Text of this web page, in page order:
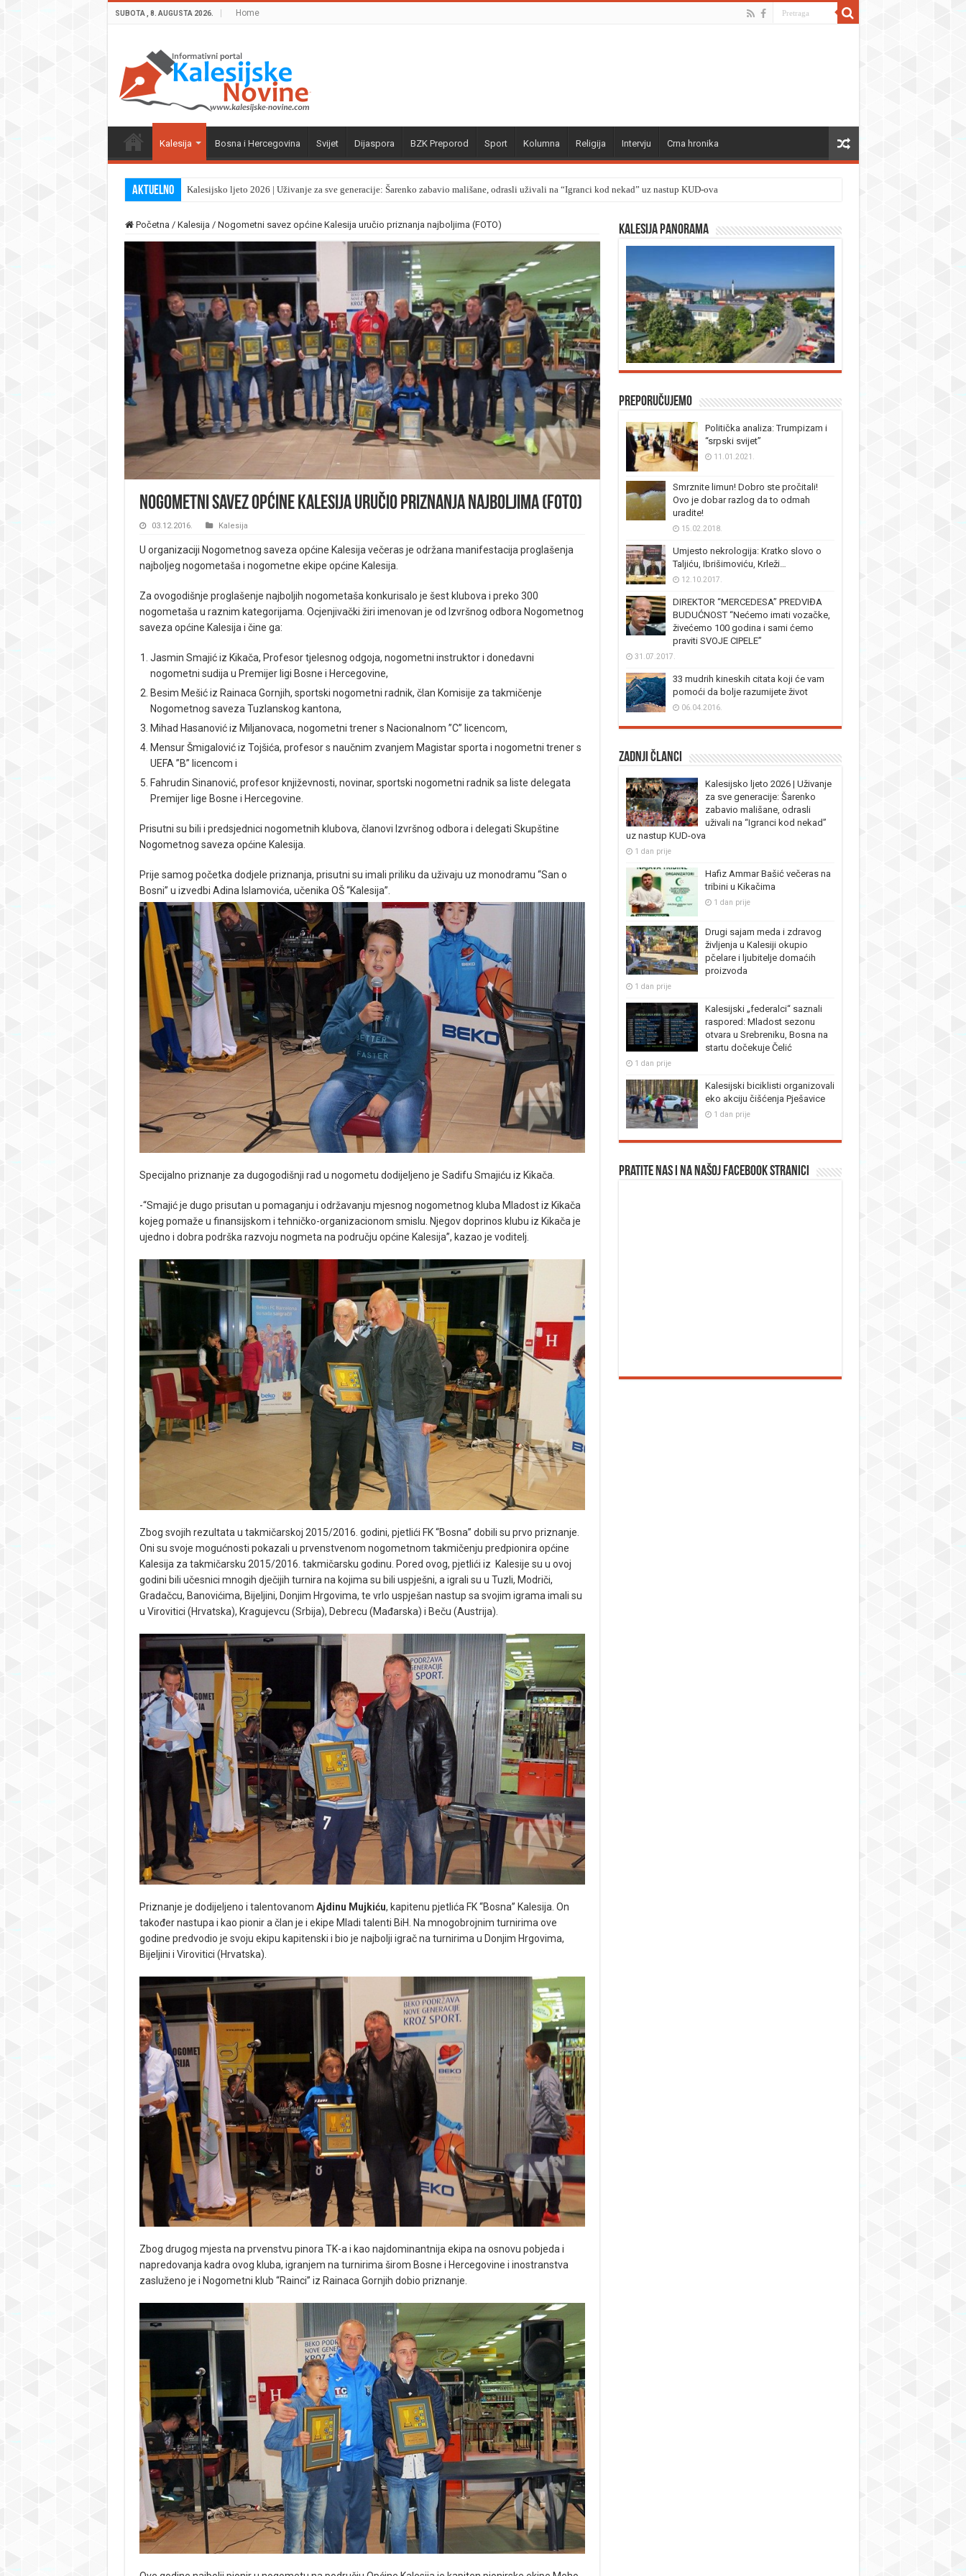
SUBOTA , 8. AUGUSTA 2026. Home
Kalesija Bosna i Hercegovina Svijet Dijaspora BZK Preporod Sport Kolumna Religija Intervju Crna hronika
Aktuelno Kalesijsko ljeto 2026 | Uživanje za sve generacije: Šarenko zabavio mališane, odrasli uživali na “Igranci kod nekad” uz nastup KUD-ova
Početna / Kalesija / Nogometni savez općine Kalesija uručio priznanja najboljima (FOTO)
Nogometni savez općine Kalesija uručio priznanja najboljima (FOTO)
03.12.2016. Kalesija
U organizaciji Nogometnog saveza općine Kalesija večeras je održana manifestacija proglašenja
najboljeg nogometaša i nogometne ekipe općine Kalesija.
Za ovogodišnje proglašenje najboljih nogometaša konkurisalo je šest klubova i preko 300
nogometaša u raznim kategorijama. Ocjenjivački žiri imenovan je od Izvršnog odbora Nogometnog
saveza općine Kalesija i čine ga:
Jasmin Smajić iz Kikača, Profesor tjelesnog odgoja, nogometni instruktor i donedavni
nogometni sudija u Premijer ligi Bosne i Hercegovine,
Besim Mešić iz Rainaca Gornjih, sportski nogometni radnik, član Komisije za takmičenje
Nogometnog saveza Tuzlanskog kantona,
Mihad Hasanović iz Miljanovaca, nogometni trener s Nacionalnom ”C” licencom,
Mensur Šmigalović iz Tojšića, profesor s naučnim zvanjem Magistar sporta i nogometni trener s
UEFA ”B” licencom i
Fahrudin Sinanović, profesor književnosti, novinar, sportski nogometni radnik sa liste delegata
Premijer lige Bosne i Hercegovine.
Prisutni su bili i predsjednici nogometnih klubova, članovi Izvršnog odbora i delegati Skupštine
Nogometnog saveza općine Kalesija.
Prije samog početka dodjele priznanja, prisutni su imali priliku da uživaju uz monodramu “San o
Bosni” u izvedbi Adina Islamovića, učenika OŠ “Kalesija”.
Specijalno priznanje za dugogodišnji rad u nogometu dodijeljeno je Sadifu Smajiću iz Kikača.
-“Smajić je dugo prisutan u pomaganju i održavanju mjesnog nogometnog kluba Mladost iz Kikača
kojeg pomaže u finansijskom i tehničko-organizacionom smislu. Njegov doprinos klubu iz Kikača je
ujedno i dobra podrška razvoju nogmeta na području općine Kalesija”, kazao je voditelj.
Zbog svojih rezultata u takmičarskoj 2015/2016. godini, pjetlići FK “Bosna” dobili su prvo priznanje.
Oni su svoje mogućnosti pokazali u prvenstvenom nogometnom takmičenju predpionira općine
Kalesija za takmičarsku 2015/2016. takmičarsku godinu. Pored ovog, pjetlići iz Kalesije su u ovoj
godini bili učesnici mnogih dječijih turnira na kojima su bili uspješni, a igrali su u Tuzli, Modriči,
Gradačcu, Banovićima, Bijeljini, Donjim Hrgovima, te vrlo uspješan nastup sa svojim igrama imali su
u Virovitici (Hrvatska), Kragujevcu (Srbija), Debrecu (Mađarska) i Beču (Austrija).
Priznanje je dodijeljeno i talentovanom Ajdinu Mujkiću, kapitenu pjetlića FK “Bosna” Kalesija. On
također nastupa i kao pionir a član je i ekipe Mladi talenti BiH. Na mnogobrojnim turnirima ove
godine predvodio je svoju ekipu kapitenski i bio je najbolji igrač na turnirima u Donjim Hrgovima,
Bijeljini i Virovitici (Hrvatska).
Zbog drugog mjesta na prvenstvu pinora TK-a i kao najdominantnija ekipa na osnovu pobjeda i
napredovanja kadra ovog kluba, igranjem na turnirima širom Bosne i Hercegovine i inostranstva
zasluženo je i Nogometni klub “Rainci” iz Rainaca Gornjih dobio priznanje.
Kalesija panorama
Preporučujemo
Politička analiza: Trumpizam i
“srpski svijet”
11.01.2021.
Smrznite limun! Dobro ste pročitali!
Ovo je dobar razlog da to odmah
uradite!
15.02.2018.
Umjesto nekrologija: Kratko slovo o
Taljiću, Ibrišimoviću, Krleži…
12.10.2017.
DIREKTOR “MERCEDESA” PREDVIĐA
BUDUĆNOST “Nećemo imati vozačke,
živećemo 100 godina i sami ćemo
praviti SVOJE CIPELE”
31.07.2017.
33 mudrih kineskih citata koji će vam
pomoći da bolje razumijete život
06.04.2016.
Zadnji članci
Kalesijsko ljeto 2026 | Uživanje
za sve generacije: Šarenko
zabavio mališane, odrasli
uživali na “Igranci kod nekad”
uz nastup KUD-ova
1 dan prije
Hafiz Ammar Bašić večeras na
tribini u Kikačima
1 dan prije
Drugi sajam meda i zdravog
življenja u Kalesiji okupio
pčelare i ljubitelje domaćih
proizvoda
1 dan prije
Kalesijski „federalci“ saznali
raspored: Mladost sezonu
otvara u Srebreniku, Bosna na
startu dočekuje Čelić
1 dan prije
Kalesijski biciklisti organizovali
eko akciju čišćenja Pješavice
1 dan prije
Pratite nas i na našoj facebook stranici